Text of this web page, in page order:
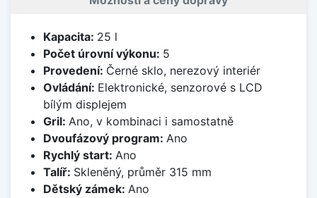
Kapacita: 25 l
Počet úrovní výkonu: 5
Provedení: Černé sklo, nerezový interiér
Ovládání: Elektronické, senzorové s LCD
bílým displejem
Gril: Ano, v kombinaci i samostatně
Dvoufázový program: Ano
Rychlý start: Ano
Talíř: Skleněný, průměr 315 mm
Dětský zámek: Ano